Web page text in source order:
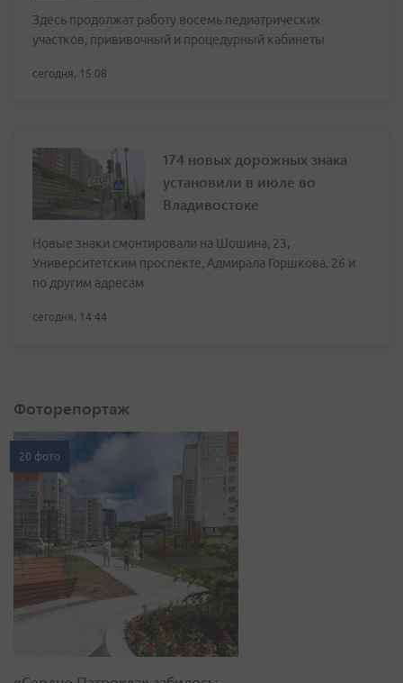
Здесь продолжат работу восемь педиатрических
участков, прививочный и процедурный кабинеты
сегодня, 15:08
174 новых дорожных знака
установили в июле во
Владивостоке
Новые знаки смонтировали на Шошина, 23,
Университетским проспекте, Адмирала Горшкова, 26 и
по другим адресам
сегодня, 14:44
Фоторепортаж
20 фото